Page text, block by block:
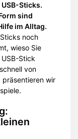
Sticks.
sind
im Alltag.
noch
wieso Sie
Stick
von
präsentieren wir